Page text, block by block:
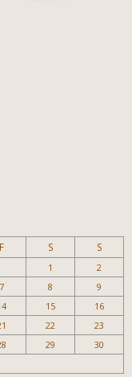
F S S
1
2
7 8
9
15
16
22
23
29
30